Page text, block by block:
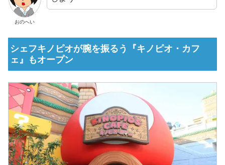
おのへい
シェフキノピオが腕を振るう『キノピオ・カフ
ェ』もオープン